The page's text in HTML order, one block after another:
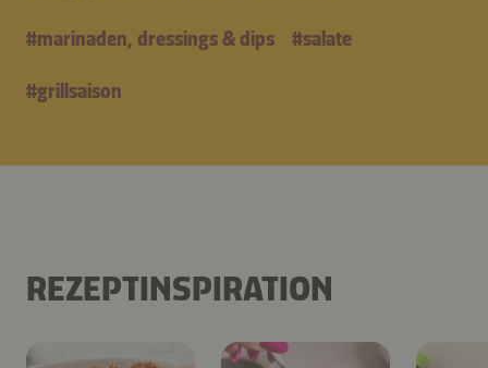
#marinaden, dressings & dips #salate
#grillsaison
REZEPTINSPIRATION